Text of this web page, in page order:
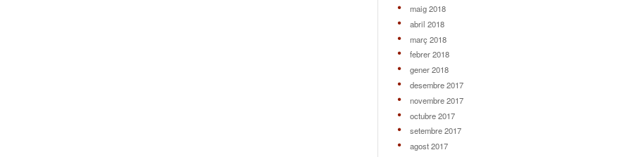
maig 2018
abril 2018
març 2018
febrer 2018
gener 2018
desembre 2017
novembre 2017
octubre 2017
setembre 2017
agost 2017